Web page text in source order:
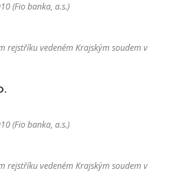
(Fio banka, a.s.)
rejstříku vedeném Krajským soudem v
(Fio banka, a.s.)
rejstříku vedeném Krajským soudem v